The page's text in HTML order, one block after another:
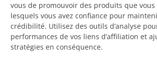
vous de promouvoir des produits que
lesquels vous avez confiance pour
crédibilité. Utilisez des outils d’analyse
performances de vos liens d’affiliation et
stratégies en conséquence.